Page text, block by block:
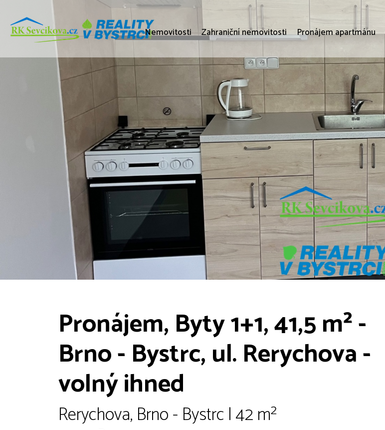
Nemovitosti Zahraniční nemovitosti Pronájem apartmánu
Pronájem, Byty 1+1, 41,5 m² -
Brno - Bystrc, ul. Rerychova -
volný ihned
Rerychova, Brno - Bystrc | 42 m²